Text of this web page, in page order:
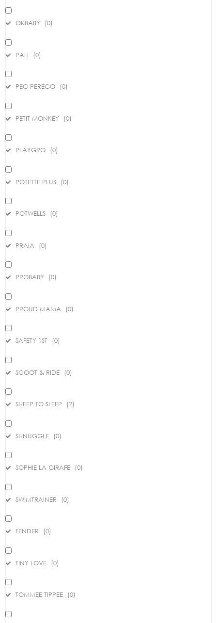
OKBABY (0)
PALI (0)
PEG-PEREGO (0)
PETIT MONKEY (0)
PLAYGRO (0)
POTETTE PLUS (0)
POTWELLS (0)
PRAIA (0)
PROBABY (0)
PROUD MAMA (0)
SAFETY 1ST (0)
SCOOT & RIDE (0)
SHEEP TO SLEEP (2)
SHNUGGLE (0)
SOPHIE LA GIRAFE (0)
SWIMTRAINER (0)
TENDER (0)
TINY LOVE (0)
TOMMEE TIPPEE (0)